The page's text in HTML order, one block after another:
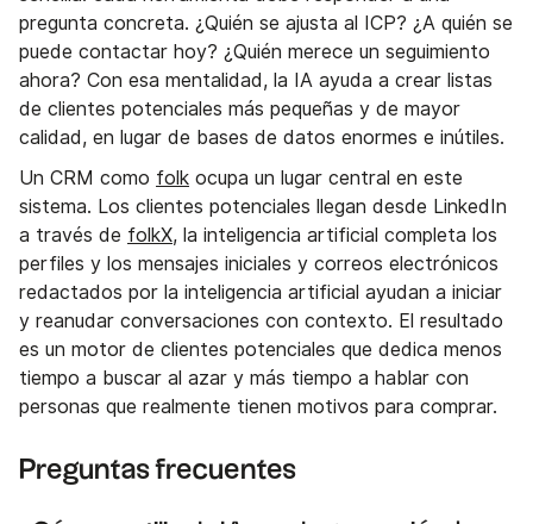
pregunta concreta. ¿Quién se ajusta al ICP? ¿A quién se
puede contactar hoy? ¿Quién merece un seguimiento
ahora? Con esa mentalidad, la IA ayuda a crear listas
de clientes potenciales más pequeñas y de mayor
calidad, en lugar de bases de datos enormes e inútiles.
Un CRM como folk ocupa un lugar central en este
sistema. Los clientes potenciales llegan desde LinkedIn
a través de folkX, la inteligencia artificial completa los
perfiles y los mensajes iniciales y correos electrónicos
redactados por la inteligencia artificial ayudan a iniciar
y reanudar conversaciones con contexto. El resultado
es un motor de clientes potenciales que dedica menos
tiempo a buscar al azar y más tiempo a hablar con
personas que realmente tienen motivos para comprar.
Preguntas frecuentes